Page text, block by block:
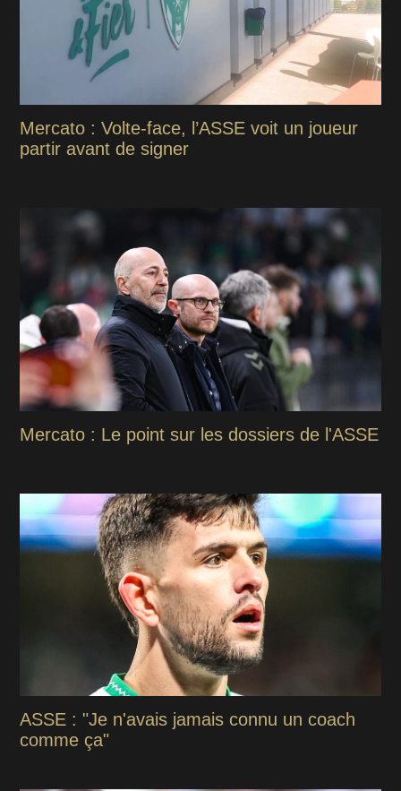
Mercato : Volte-face, l’ASSE voit un joueur
partir avant de signer
Mercato : Le point sur les dossiers de l'ASSE
ASSE : "Je n'avais jamais connu un coach
comme ça"